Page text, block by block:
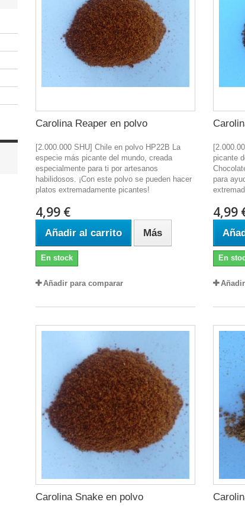
Carolina Reaper en polvo
[2.000.000 SHU] Chile en polvo HP22B La
especie más picante del mundo, creada
especialmente para ti por artesanos
habilidosos. ¡Con este polvo se pueden hacer
platos extremadamente picantes!
4,99 €
Añadir al carrito Más
En stock
Añadir para comparar
picante
para
4,99
En
Carolina Snake en polvo